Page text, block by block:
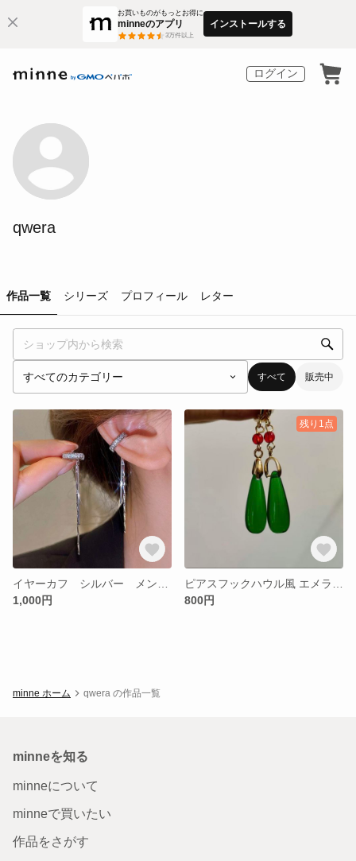
お買いものがもっとお得に
minneのアプリ
3万件以上
インストールする
ログイン
qwera
作品一覧 シリーズ プロフィール レター
すべて 販売中
1,000円
残り1点
800円
minne ホーム qwera の作品一覧
minneを知る
minneについて
minneで買いたい
作品をさがす